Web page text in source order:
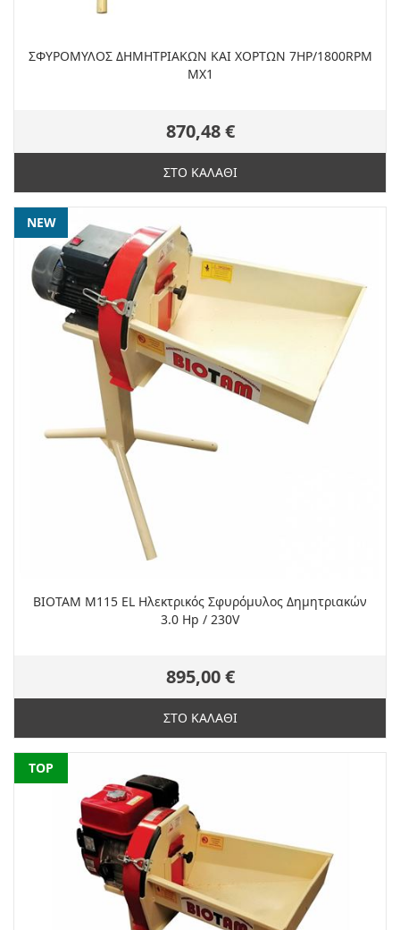
ΣΦΥΡΟΜΥΛΟΣ ΔΗΜΗΤΡΙΑΚΩΝ ΚΑΙ ΧΟΡΤΩΝ 7ΗP/1800RPM
MX1
870,48 €
ΣΤΟ ΚΑΛΑΘΙ
NEW
ΒΙΟΤΑΜ Μ115 EL Ηλεκτρικός Σφυρόμυλος Δημητριακών
3.0 Hp / 230V
895,00 €
ΣΤΟ ΚΑΛΑΘΙ
NEW
TOP